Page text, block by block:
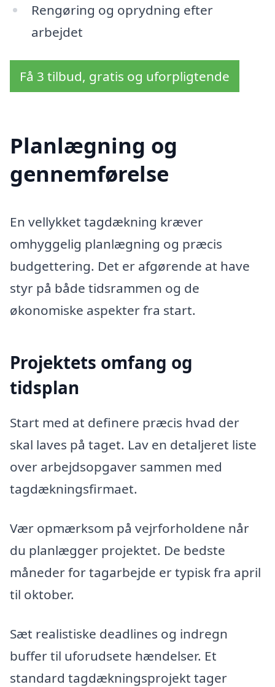
Rengøring og oprydning efter
arbejdet
Få 3 tilbud, gratis og uforpligtende
Planlægning og
gennemførelse
En vellykket tagdækning kræver
omhyggelig planlægning og præcis
budgettering. Det er afgørende at have
styr på både tidsrammen og de
økonomiske aspekter fra start.
Projektets omfang og
tidsplan
Start med at definere præcis hvad der
skal laves på taget. Lav en detaljeret liste
over arbejdsopgaver sammen med
tagdækningsfirmaet.
Vær opmærksom på vejrforholdene når
du planlægger projektet. De bedste
måneder for tagarbejde er typisk fra april
til oktober.
Sæt realistiske deadlines og indregn
buffer til uforudsete hændelser. Et
standard tagdækningsprojekt tager